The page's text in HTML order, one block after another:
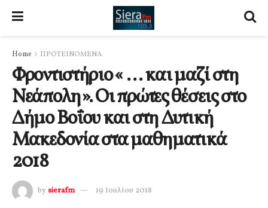
Home ΠΡΟΤΕΙΝΟΜΕΝΑ
Φροντιστήριο « … και μαζί στη
Νεάπολη». Οι πρώτες θέσεις στο
Δήμο Βοΐου και στη Δυτική
Μακεδονία στα μαθηματικά
2018
by sierafm 19 Ιουλίου 2018